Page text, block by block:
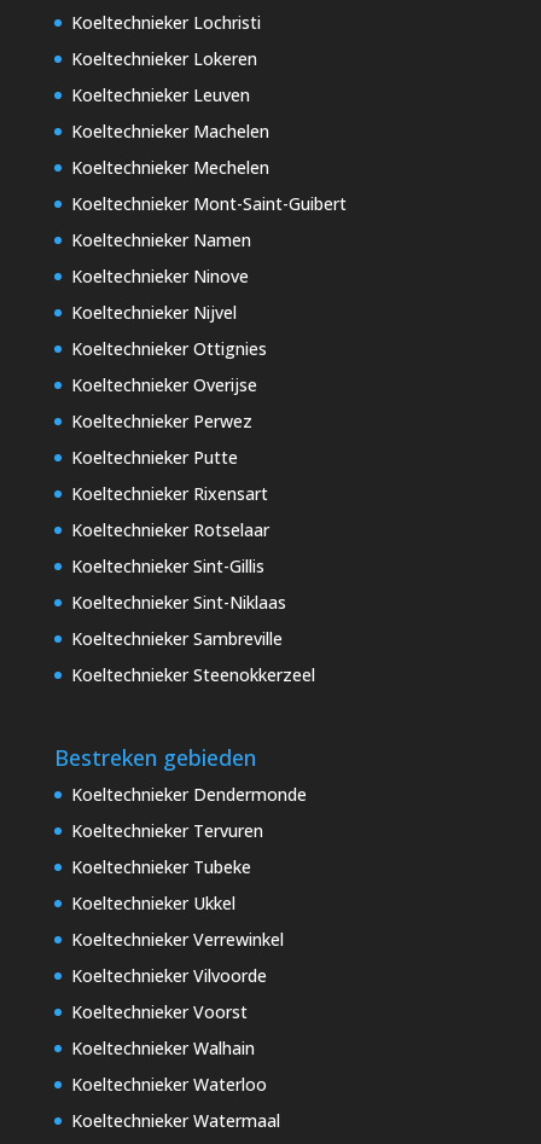
Koeltechnieker Lochristi
Koeltechnieker Lokeren
Koeltechnieker Leuven
Koeltechnieker Machelen
Koeltechnieker Mechelen
Koeltechnieker Mont-Saint-Guibert
Koeltechnieker Namen
Koeltechnieker Ninove
Koeltechnieker Nijvel
Koeltechnieker Ottignies
Koeltechnieker Overijse
Koeltechnieker Perwez
Koeltechnieker Putte
Koeltechnieker Rixensart
Koeltechnieker Rotselaar
Koeltechnieker Sint-Gillis
Koeltechnieker Sint-Niklaas
Koeltechnieker Sambreville
Koeltechnieker Steenokkerzeel
Bestreken gebieden
Koeltechnieker Dendermonde
Koeltechnieker Tervuren
Koeltechnieker Tubeke
Koeltechnieker Ukkel
Koeltechnieker Verrewinkel
Koeltechnieker Vilvoorde
Koeltechnieker Voorst
Koeltechnieker Walhain
Koeltechnieker Waterloo
Koeltechnieker Watermaal